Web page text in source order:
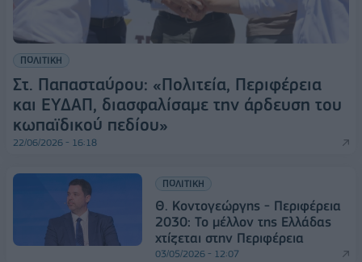
ΠΟΛΙΤΙΚΗ
Στ. Παπασταύρου: «Πολιτεία, Περιφέρεια
και ΕΥΔΑΠ, διασφαλίσαμε την άρδευση του
κωπαϊδικού πεδίου»
22/06/2026 - 16:18
ΠΟΛΙΤΙΚΗ
Θ. Κοντογεώργης - Περιφέρεια
2030: Το μέλλον της Ελλάδας
χτίζεται στην Περιφέρεια
03/05/2026 - 12:07